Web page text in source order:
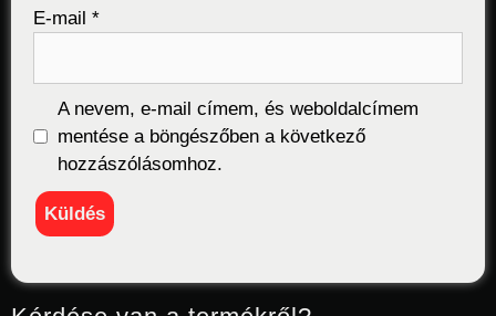
E-mail *
A nevem, e-mail címem, és weboldalcímem
mentése a böngészőben a következő
hozzászólásomhoz.